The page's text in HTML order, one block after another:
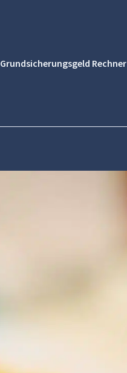
Grundsicherungsgeld Rechner